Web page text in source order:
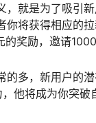
，就是为了吸引
你将获得相应的
奖励，邀请
的多，新用户的
他将成为你突破